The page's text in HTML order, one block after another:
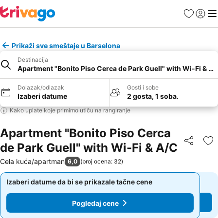
FavoritiPrijavi
Prikaži sve smeštaje u Barselona
Destinacija
Apartment "Bonito Piso Cerca de Park Guell" with Wi-Fi & A/
Dolazak/odlazak
Izaberi datume
Gosti i sobe
2 gosta, 1 soba.
Kako uplate koje primimo utiču na rangiranje
Apartment "Bonito Piso Cerca
de Park Guell" with Wi-Fi & A/C
Deli
Cela kuća/apartman 6,0 (broj ocena: 32)
Izaberi datume da bi se prikazale tačne cene
Pogledaj cene
Izaberi datume da bi se prikazale tačne cene
Pogledaj cene